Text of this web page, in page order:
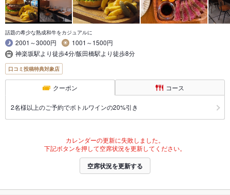
話題の希少な熟成和牛をカジュアルに
2001～3000円
1001～1500円
神楽坂駅より徒歩4分/飯田橋駅より徒歩8分
口コミ投稿特典対象店
クーポン コース
2名様以上のご予約でボトルワインの20%引き
カレンダーの更新に失敗しました。
下記ボタンを押して空席状況を更新してください。
空席状況を更新する